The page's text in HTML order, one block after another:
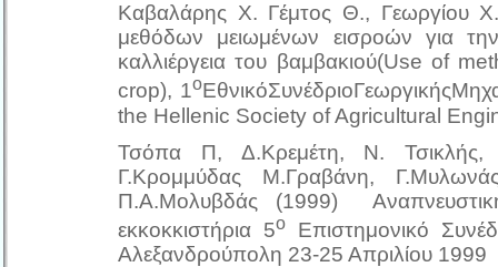
Καβαλάρης Χ. Γέμτος Θ., Γεωργίου
μεθόδων μειωμένων εισροών για
καλλιέργεια του βαμβακιού(Use of
crop), 1ο
the Hellenic Society of Agricultural
Τσόπα Π, Δ.Κρεμέτη, Ν. Τσικλής,
Γ.Κρομμύδας Μ.Γραβάνη,
Π.Α.Μολυβδάς (1999)
εκκοκκιστήρια 5οΕπιστημονικό
Αλεξανδρούπολη 23-25 Απριλίου 1999